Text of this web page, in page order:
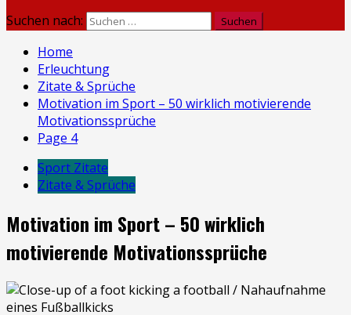
Suchen nach:
Home
Erleuchtung
Zitate & Sprüche
Motivation im Sport – 50 wirklich motivierende
Motivationssprüche
Page 4
Sport Zitate
Zitate & Sprüche
Motivation im Sport – 50 wirklich
motivierende Motivationssprüche